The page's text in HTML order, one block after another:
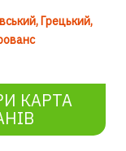
Грецький
КАРТА